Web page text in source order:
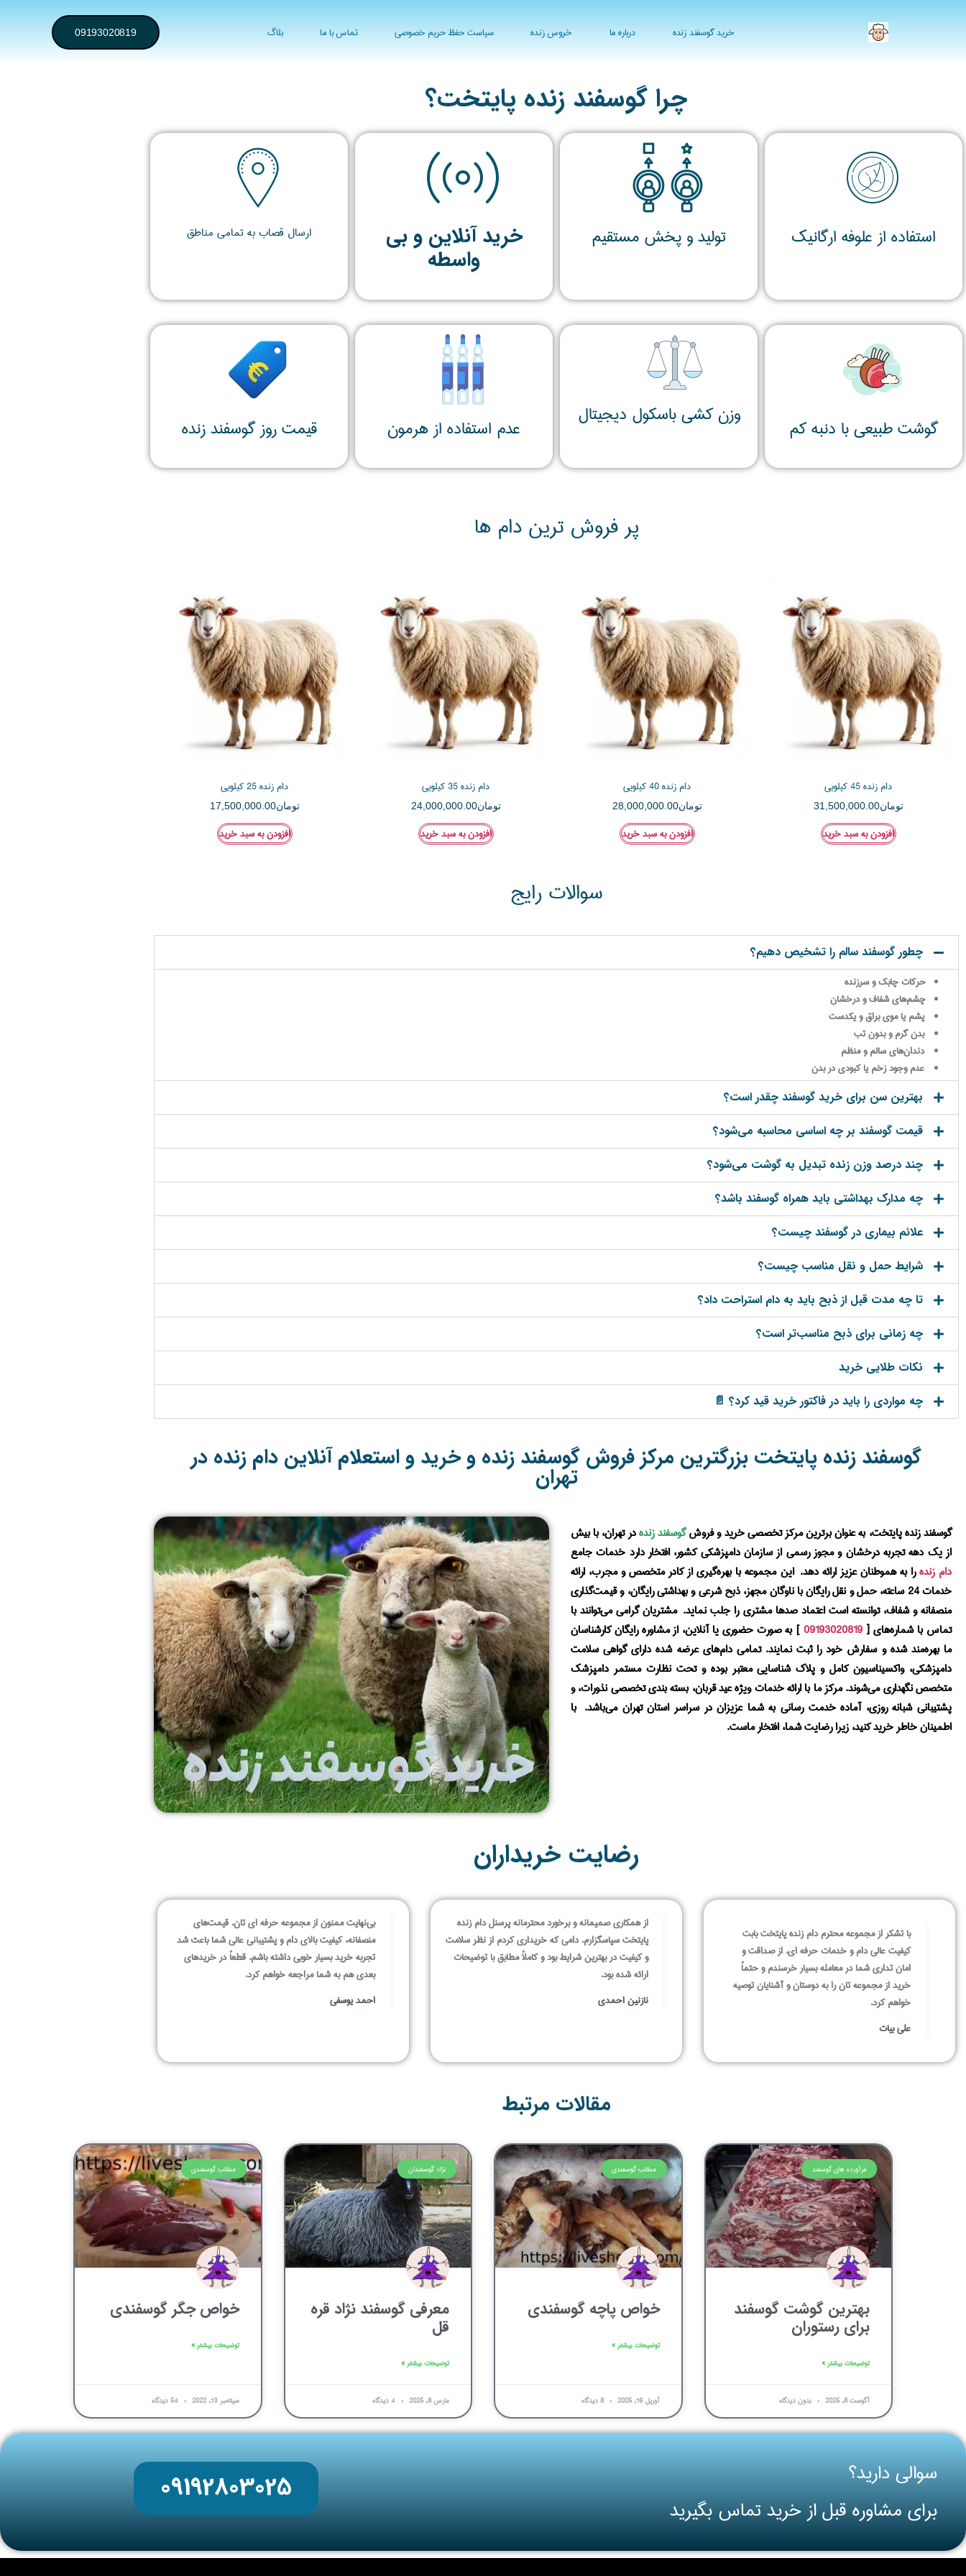
خرید گوسفند زنده درباره ما خروس زنده سیاست حفظ حریم خصوصی تماس با ما بلاگ 09193020819
چرا گوسفند زنده پایتخت؟
استفاده از علوفه ارگانیک تولید و پخش مستقیم خرید آنلاین و بی
واسطه
ارسال قصاب به تمامی مناطق
گوشت طبیعی با دنبه کم وزن کشی باسکول دیجیتال عدم استفاده از هرمون قیمت روز گوسفند زنده
پر فروش ترین دام ها
دام زنده 45 کیلویی
تومان31,500,000.00
افزودن به سبد خرید
دام زنده 40 کیلویی
تومان28,000,000.00
افزودن به سبد خرید
دام زنده 35 کیلویی
تومان24,000,000.00
افزودن به سبد خرید
دام زنده 25 کیلویی
تومان17,500,000.00
افزودن به سبد خرید
سوالات رایج
چطور گوسفند سالم را تشخیص دهیم؟
حرکات چابک و سرزنده
چشم‌های شفاف و درخشان
پشم یا موی براق و یکدست
بدن گرم و بدون تب
دندان‌های سالم و منظم
عدم وجود زخم یا کبودی در بدن
بهترین سن برای خرید گوسفند چقدر است؟
قیمت گوسفند بر چه اساسی محاسبه می‌شود؟
چند درصد وزن زنده تبدیل به گوشت می‌شود؟
چه مدارک بهداشتی باید همراه گوسفند باشد؟
علائم بیماری در گوسفند چیست؟
شرایط حمل و نقل مناسب چیست؟
تا چه مدت قبل از ذبح باید به دام استراحت داد؟
چه زمانی برای ذبح مناسب‌تر است؟
نکات طلایی خرید
چه مواردی را باید در فاکتور خرید قید کرد؟ 📄
گوسفند زنده پایتخت بزرگترین مرکز فروش گوسفند زنده و خرید و استعلام آنلاین دام زنده در
تهران
گوسفند زنده پایتخت، به عنوان برترین مرکز تخصصی خرید و فروشگوسفند زندهدر تهران، با بیش
از یک دهه تجربه درخشان و مجوز رسمی از سازمان دامپزشکی کشور، افتخار دارد خدمات جامع
دام زندهرا به هموطنان عزیز ارائه دهد. این مجموعه با بهره‌گیری از کادر متخصص و مجرب، ارائه
خدمات 24 ساعته، حمل و نقل رایگان با ناوگان مجهز، ذبح شرعی و بهداشتی رایگان، و قیمت‌گذاری
منصفانه و شفاف، توانسته است اعتماد صدها مشتری را جلب نماید. مشتریان گرامی می‌توانند با
تماس با شماره‌های [09193020819] به صورت حضوری یا آنلاین، از مشاوره رایگان کارشناسان
ما بهره‌مند شده و سفارش خود را ثبت نمایند. تمامی دام‌های عرضه شده دارای گواهی سلامت
دامپزشکی، واکسیناسیون کامل و پلاک شناسایی معتبر بوده و تحت نظارت مستمر دامپزشک
متخصص نگهداری می‌شوند. مرکز ما با ارائه خدمات ویژه عید قربان، بسته‌ بندی تخصصی نذورات، و
پشتیبانی شبانه روزی، آماده خدمت رسانی به شما عزیزان در سراسر استان تهران می‌باشد. با
اطمینان خاطر خرید کنید، زیرا رضایت شما، افتخار ماست.
رضایت خریداران
با تشکر از مجموعه محترم دام زنده پایتخت بابت
کیفیت عالی دام و خدمات حرفه‌ ای. از صداقت و
امان تداری شما در معامله بسیار خرسندم و حتماً
خرید از مجموعه‌ تان را به دوستان و آشنایان توصیه
خواهم کرد.
علی بیات
از همکاری صمیمانه و برخورد محترمانه پرسنل دام زنده
پایتخت سپاسگزارم. دامی که خریداری کردم از نظر سلامت
و کیفیت در بهترین شرایط بود و کاملاً مطابق با توضیحات
ارائه شده بود.
نازنین احمدی
بی‌نهایت ممنون از مجموعه حرفه‌ ای تان. قیمت‌های
منصفانه، کیفیت بالای دام و پشتیبانی عالی شما باعث شد
تجربه خرید بسیار خوبی داشته باشم. قطعاً در خریدهای
بعدی هم به شما مراجعه خواهم کرد.
احمد یوسفی
مقالات مرتبط
فرآورده های گوسفند
بهترین گوشت گوسفند
برای رستوران
توضیحات بیشتر »
آگوست 8, 2025 بدون دیدگاه
مطالب گوسفندی
خواص پاچه گوسفندی
توضیحات بیشتر »
آوریل 16, 2025 8 دیدگاه
نژاد گوسفندان
معرفی گوسفند نژاد قره
قل
توضیحات بیشتر »
مارس 8, 2025
مطالب گوسفندی
خواص جگر گوسفندی
توضیحات بیشتر »
سپتامبر 13, 2022 54 دیدگاه
سوالی دارید؟
برای مشاوره قبل از خرید تماس بگیرید
09192803025